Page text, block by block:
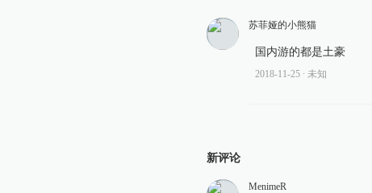
苏菲娅的小熊猫
国内游的都是土豪
2018-11-25 ∙ 未知
新评论
MenimeR